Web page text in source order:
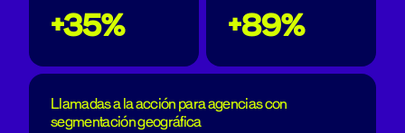
+35% +89%
Llamadas a la acción para agencias con
segmentación geográfica